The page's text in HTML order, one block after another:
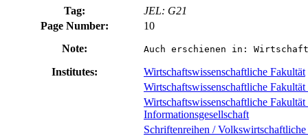
Tag:
JEL: G21
Page Number:
10
Note:
Auch erschienen in:
Institutes:
Wirtschaftswissenschaftliche Fakultät
Wirtschaftswissenschaftliche
Wirtschaftswissenschaftliche
Informationsgesellschaft
Schriftenreihen /